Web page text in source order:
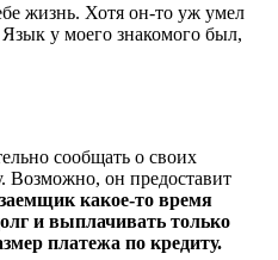
жизнь. Хотя он-то уж умел
Язык у моего знакомого был,
сообщать о своих
Возможно, он предоставит
заемщик какое-то время
и выплачивать только
платежа по кредиту.